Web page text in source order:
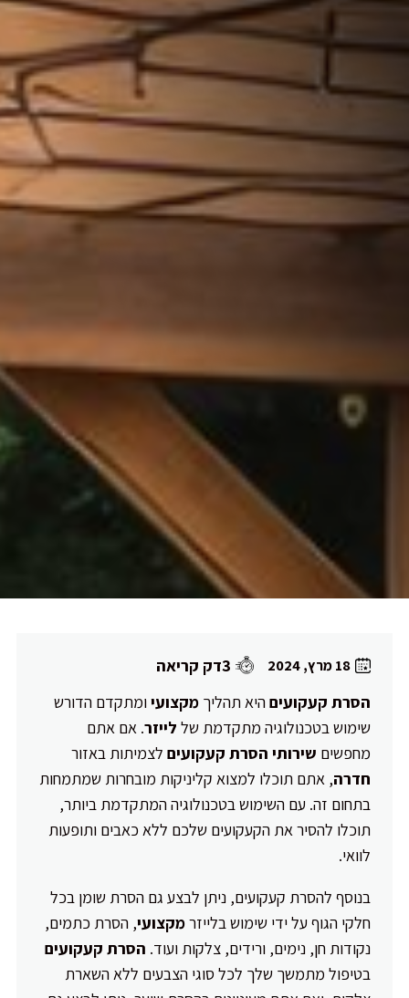
18 מרץ, 2024
3דק קריאה
הסרת קעקועיםהיא תהליך מקצועיומתקדם הדורש
שימוש בטכנולוגיה מתקדמת של לייזר. אם אתם
מחפשים שירותי הסרת קעקועיםלצמיתות באזור
חדרה, אתם תוכלו למצוא קליניקות מובחרות שמתמחות
בתחום זה. עם השימוש בטכנולוגיה המתקדמת ביותר,
תוכלו להסיר את הקעקועים שלכם ללא כאבים ותופעות
לוואי.
בנוסף להסרת קעקועים, ניתן לבצע גם הסרת שומן בכל
חלקי הגוף על ידי שימוש בלייזרמקצועי, הסרת כתמים,
נקודות חן, נימים, ורידים, צלקות ועוד. הסרת קעקועים
בטיפול מתמשך שלך לכל סוגי הצבעים ללא השארת